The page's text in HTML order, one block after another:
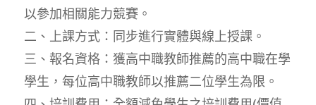
以參加相關能力競賽。
二、上課方式：同步進行實體與線上授課。
三、報名資格：獲高中職教師推薦的高中職在學
學生，每位高中職教師以推薦二位學生為限。